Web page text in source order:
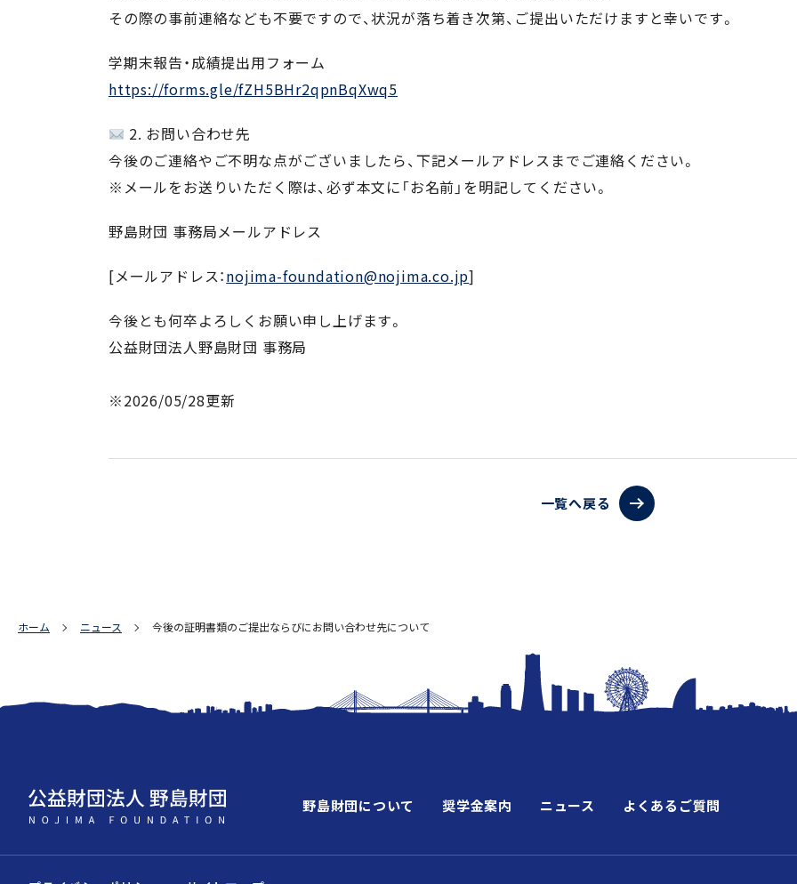
その際の事前連絡なども不要ですので、状況が落ち着き次第、ご提出いただけますと幸いです。
学期末報告・成績提出用フォーム
https://forms.gle/fZH5BHr2qpnBqXwq5
2. お問い合わせ先
今後のご連絡やご不明な点がございましたら、下記メールアドレスまでご連絡ください。
※メールをお送りいただく際は、必ず本文に「お名前」を明記してください。
野島財団 事務局メールアドレス
[メールアドレス：nojima-foundation@nojima.co.jp]
今後とも何卒よろしくお願い申し上げます。
公益財団法人野島財団 事務局
※2026/05/28更新
一覧へ戻る
ホーム ニュース 今後の証明書類のご提出ならびにお問い合わせ先について
野島財団について 奨学金案内 ニュース よくあるご質問